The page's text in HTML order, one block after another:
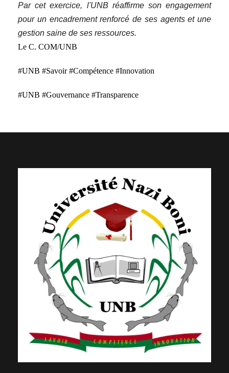
Par cet exercice, l'UNB réaffirme son engagement
pour un encadrement renforcé de ses agents et une
gestion saine de ses ressources.
Le C. COM/UNB
#UNB #Savoir #Compétence #Innovation
#UNB #Gouvernance #Transparence